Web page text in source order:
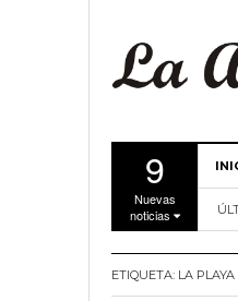
9
Nuevas
noticias
ETIQUETA: LA PLAYA